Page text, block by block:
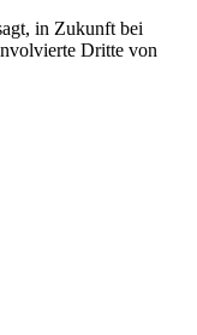
in Zukunft bei
Dritte von